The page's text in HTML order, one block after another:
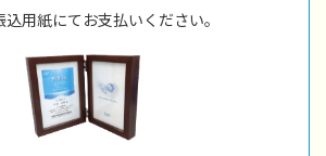
込用紙にてお支払いください。